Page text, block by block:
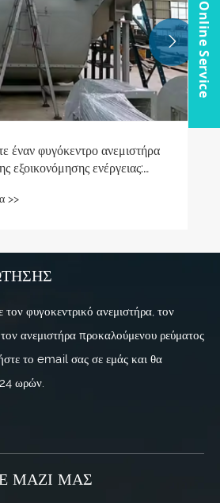
έναν φυγόκεντρο ανεμιστήρα
εξοικονόμησης ενέργειας:
τύπου F
>>

τον φυγοκεντρικό ανεμιστήρα, τον
ανεμιστήρα προκαλούμενου ρεύματος
το email σας σε εμάς και θα
ωρών.
ΜΑΖΊ ΜΑΣ
Online Service